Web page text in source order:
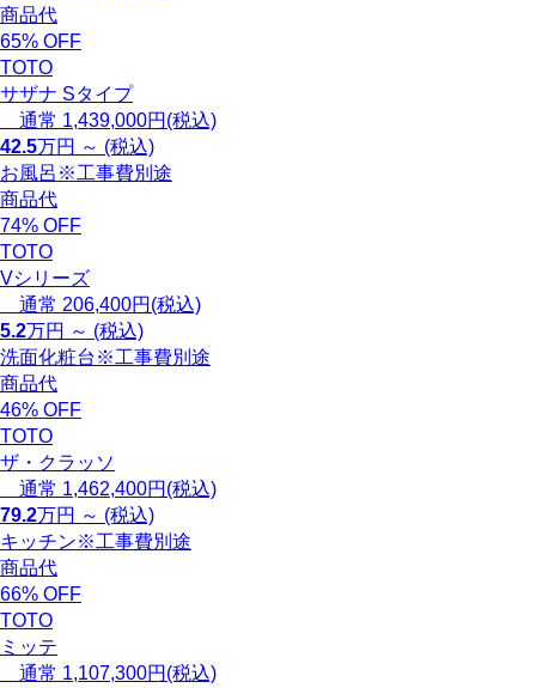
商品代
65% OFF
TOTO
サザナ Sタイプ
通常 1,439,000円(税込)
42.5万円 ～ (税込)
お風呂 ※工事費別途
商品代
74% OFF
TOTO
Vシリーズ
通常 206,400円(税込)
5.2万円 ～ (税込)
洗面化粧台 ※工事費別途
商品代
46% OFF
TOTO
ザ・クラッソ
通常 1,462,400円(税込)
79.2万円 ～ (税込)
キッチン※工事費別途
商品代
66% OFF
TOTO
ミッテ
通常 1,107,300円(税込)